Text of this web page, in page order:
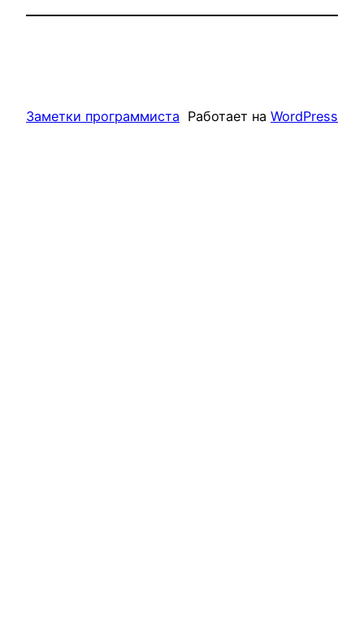
Заметки программиста Работает на WordPress